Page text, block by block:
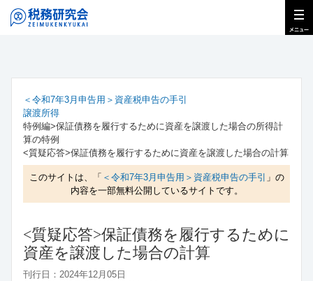
＜令和7年3月申告用＞資産税申告の手引
譲渡所得
特例編>保証債務を履行するために資産を譲渡した場合の所得計
算の特例
<質疑応答>保証債務を履行するために資産を譲渡した場合の計算
このサイトは、「 ＜令和7年3月申告用＞資産税申告の手引
」の
内容を一部無料公開しているサイトです。
<質疑応答>保証債務を履行するために
資産を譲渡した場合の計算
刊行日：2024年12月05日